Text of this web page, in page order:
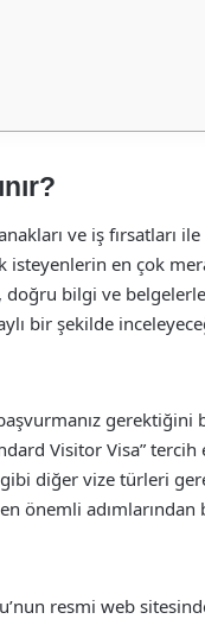
ve iş fırsatları
isteyenlerin en çok
bilgi ve
bir şekilde
gerektiğini
Visitor Visa”
diğer vize türleri
önemli adımlarından
resmi web